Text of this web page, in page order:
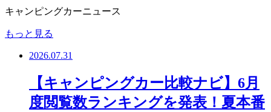
キャンピングカーニュース
もっと見る
2026.07.31
【キャンピングカー比較ナビ】6月
度閲覧数ランキングを発表！夏本番